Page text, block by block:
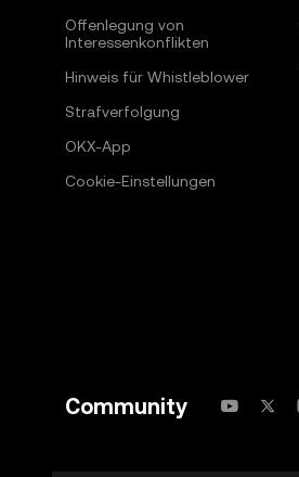
Offenlegung von
Interessenkonflikten
Hinweis für Whistleblower
Strafverfolgung
OKX-App
Cookie-Einstellungen
Community